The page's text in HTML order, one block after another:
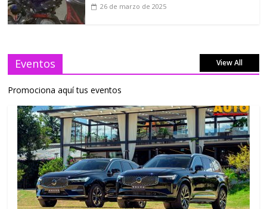
26 de marzo de 2025
Eventos View All
Promociona aquí tus eventos